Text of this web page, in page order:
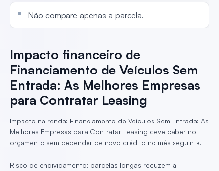
Não compare apenas a parcela.
Impacto financeiro de
Financiamento de Veículos Sem
Entrada: As Melhores Empresas
para Contratar Leasing
Impacto na renda: Financiamento de Veículos Sem Entrada: As
Melhores Empresas para Contratar Leasing deve caber no
orçamento sem depender de novo crédito no mês seguinte.
Risco de endividamento: parcelas longas reduzem a